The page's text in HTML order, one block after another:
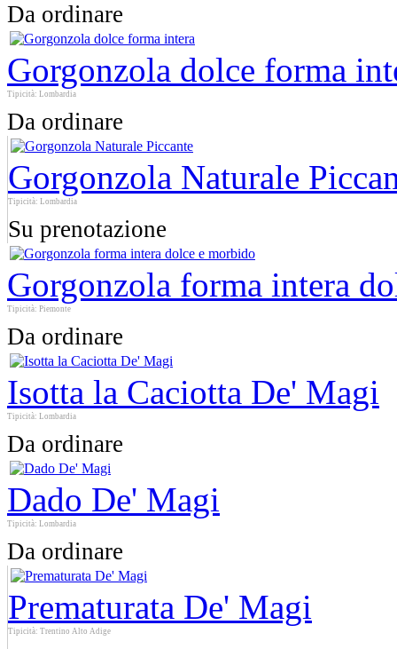
Da ordinare
Gorgonzola dolce forma
Tipicità: Lombardia
Da ordinare
Gorgonzola Naturale
Tipicità: Lombardia
Su prenotazione
Gorgonzola forma intera
Tipicità: Piemonte
Da ordinare
Isotta la Caciotta De' Magi
Tipicità: Lombardia
Da ordinare
Dado De' Magi
Tipicità: Lombardia
Da ordinare
Prematurata De' Magi
Tipicità: Trentino Alto Adige